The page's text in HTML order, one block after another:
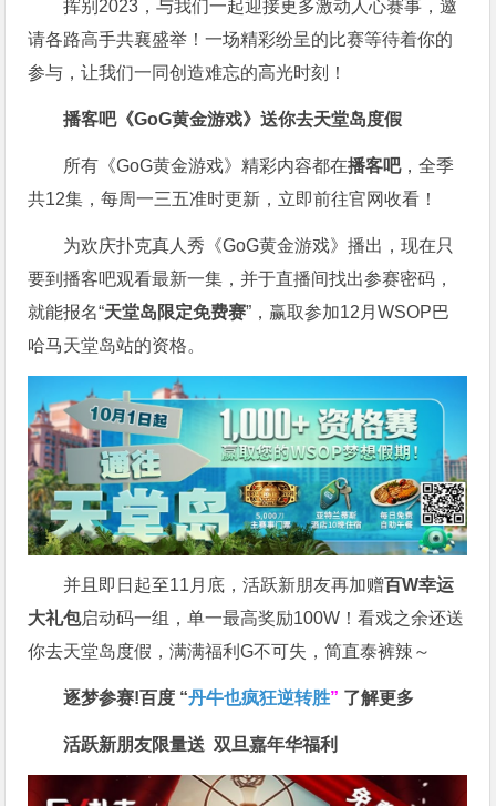
挥别2023，与我们一起迎接更多激动人心赛事，邀
请各路高手共襄盛举！一场精彩纷呈的比赛等待着你的
参与，让我们一同创造难忘的高光时刻！
播客吧《GoG黄金游戏》送你去天堂岛度假
所有《GoG黄金游戏》精彩内容都在播客吧，全季
共12集，每周一三五准时更新，立即前往官网收看！
为欢庆扑克真人秀《GoG黄金游戏》播出，现在只
要到播客吧观看最新一集，并于直播间找出参赛密码，
就能报名“天堂岛限定免费赛”，赢取参加12月WSOP巴
哈马天堂岛站的资格。
并且即日起至11月底，活跃新朋友再加赠百W幸运
大礼包启动码一组，单一最高奖励100W！看戏之余还送
你去天堂岛度假，满满福利G不可失，简直泰裤辣～
逐梦参赛!百度 “丹牛也疯狂逆转胜” 了解更多
活跃新朋友限量送双旦嘉年华福利